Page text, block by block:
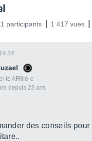
participants 1 417 vues
AFfilié·e
depuis 23 ans
des conseils